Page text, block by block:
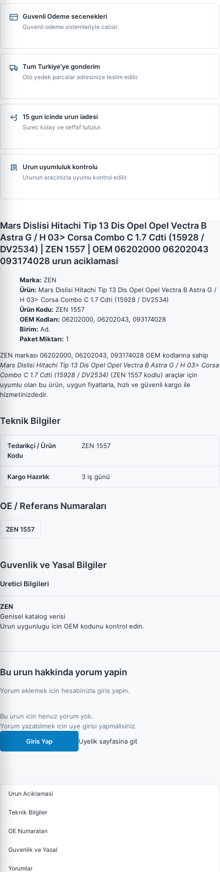
Guvenli Odeme secenekleri
Guvenli odeme sistemleriyle calisir.
Tum Turkiye'ye gonderim
Oto yedek parcalar adresinize teslim edilir.
15 gun icinde urun iadesi
Surec kolay ve seffaf tutulur.
Urun uyumluluk kontrolu
Urunun aracinizla uyumu kontrol edilir.
Mars Dislisi Hitachi Tip 13 Dis Opel Opel Vectra B
Astra G / H 03> Corsa Combo C 1.7 Cdti (15928 /
DV2534) | ZEN 1557 | OEM 06202000 06202043
093174028 urun aciklamasi
Marka: ZEN
Ürün: Mars Dislisi Hitachi Tip 13 Dis Opel Opel Vectra B Astra G /
H 03> Corsa Combo C 1.7 Cdti (15928 / DV2534)
Ürün Kodu: ZEN 1557
OEM Kodları: 06202000, 06202043, 093174028
Birim: Ad.
Paket Miktarı: 1
ZEN markası 06202000, 06202043, 093174028 OEM kodlarına sahip
Mars Dislisi Hitachi Tip 13 Dis Opel Opel Vectra B Astra G / H 03> Corsa
Combo C 1.7 Cdti (15928 / DV2534) (ZEN 1557 kodlu) araçlar için
uyumlu olan bu ürün, uygun fiyatlarla, hızlı ve güvenli kargo ile
hizmetinizdedir.
Teknik Bilgiler
Tedarikçi / Ürün
Kodu
ZEN 1557
Kargo Hazırlık 3 iş günü
OE / Referans Numaraları
ZEN 1557
Guvenlik ve Yasal Bilgiler
Uretici Bilgileri
ZEN
Genisel katalog verisi
Urun uygunlugu icin OEM kodunu kontrol edin.
Bu urun hakkinda yorum yapin
Yorum eklemek icin hesabinizla giris yapin.
Bu urun icin henuz yorum yok.
Yorum yazabilmek icin uye girisi yapmalisiniz.
Giris Yap
Uyelik sayfasina git
Urun Aciklamasi
Teknik Bilgiler
OE Numaraları
Guvenlik ve Yasal
Yorumlar